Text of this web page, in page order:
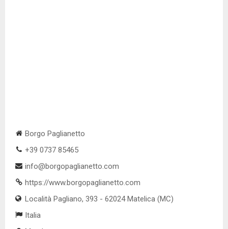
Borgo Paglianetto
+39 0737 85465
info@borgopaglianetto.com
https://www.borgopaglianetto.com
Località Pagliano, 393 - 62024 Matelica (MC)
Italia